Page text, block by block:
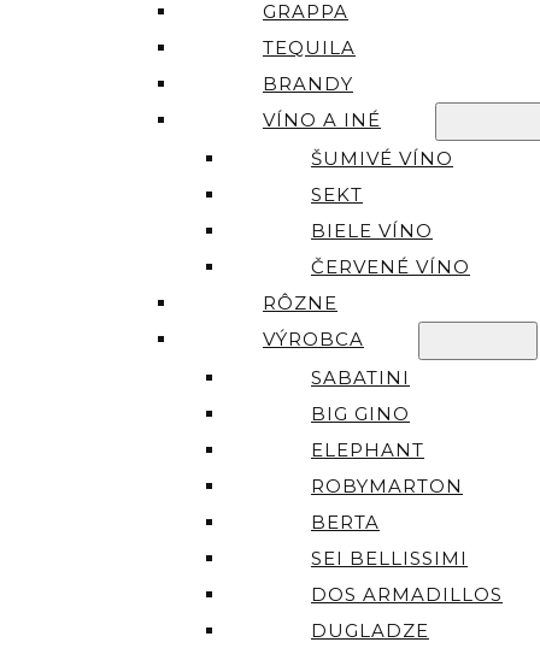
GRAPPA
TEQUILA
BRANDY
VÍNO A INÉ
ŠUMIVÉ VÍNO
SEKT
BIELE VÍNO
ČERVENÉ VÍNO
RÔZNE
VÝROBCA
SABATINI
BIG GINO
ELEPHANT
ROBYMARTON
BERTA
SEI BELLISSIMI
DOS ARMADILLOS
DUGLADZE